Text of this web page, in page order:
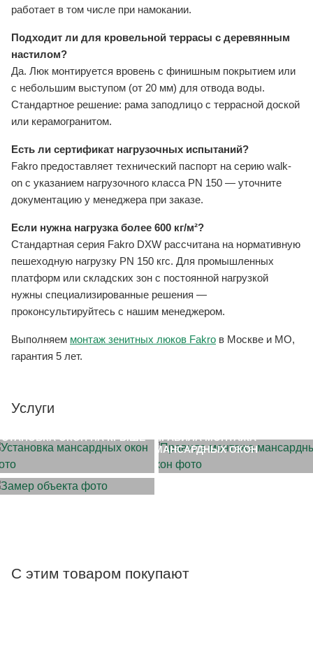
работает в том числе при намокании.
Подходит ли для кровельной террасы с деревянным
настилом?
Да. Люк монтируется вровень с финишным покрытием или
с небольшим выступом (от 20 мм) для отвода воды.
Стандартное решение: рама заподлицо с террасной доской
или керамогранитом.
Есть ли сертификат нагрузочных испытаний?
Fakro предоставляет технический паспорт на серию walk-
on с указанием нагрузочного класса PN 150 — уточните
документацию у менеджера при заказе.
Если нужна нагрузка более 600 кг/м²?
Стандартная серия Fakro DXW рассчитана на нормативную
пешеходную нагрузку PN 150 кгс. Для промышленных
платформ или складских зон с постоянной нагрузкой
нужны специализированные решения —
проконсультируйтесь с нашим менеджером.
Выполняем монтаж зенитных люков Fakro в Москве и МО,
гарантия 5 лет.
Услуги
ОКОН НА КРЫШЕ
ПРАВИЛА МОНТАЖА
МАНСАРДНЫХ ОКОН
С этим товаром покупают